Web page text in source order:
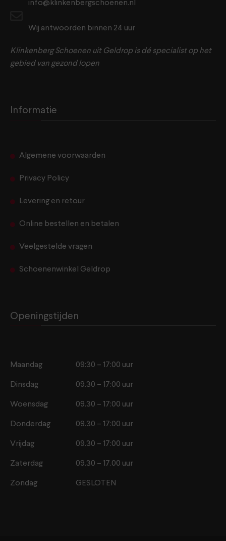
info@klinkenbergschoenen.nl
Wij antwoorden binnen 24 uur
Klinkenberg Schoenen uit Geldrop is dé specialist op het
gebied van gezond lopen
Informatie
Algemene voorwaarden
Privacy Policy
Levering en retour
Online bestellen en betalen
Veelgestelde vragen
Schoenenwinkel Geldrop
Openingstijden
Maandag 09:30 – 17:00 uur
Dinsdag 09.30 – 17:00 uur
Woensdag 09.30 – 17:00 uur
Donderdag 09.30 – 17:00 uur
Vrijdag 09.30 – 17:00 uur
Zaterdag 09.30 – 17.00 uur
Zondag GESLOTEN